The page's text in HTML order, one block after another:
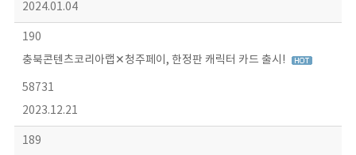
2024.01.04
190
충북콘텐츠코리아랩✕청주페이, 한정판 캐릭터 카드 출시!
58731
2023.12.21
189